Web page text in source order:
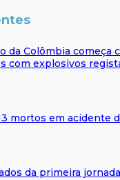
da Colômbia começa
com explosivos
mortos em acidente
da primeira jornada